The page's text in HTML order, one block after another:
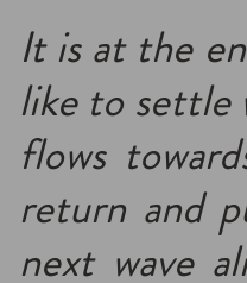
It is at the
like to settle
flows
return and
next wave